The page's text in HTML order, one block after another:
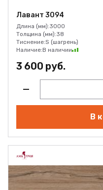
Лавант 3094
Длина (мм):3000
Толщина (мм):38
Тиснение:S (шагрень)
Наличие:В наличии
3 600 руб.
В